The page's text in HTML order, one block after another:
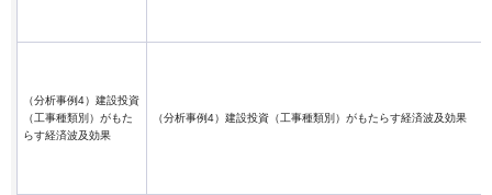
（分析事例4）建設投資
（工事種類別）がもた
らす経済波及効果
（分析事例4）建設投資（工事種類別）がもたらす経済波及効果